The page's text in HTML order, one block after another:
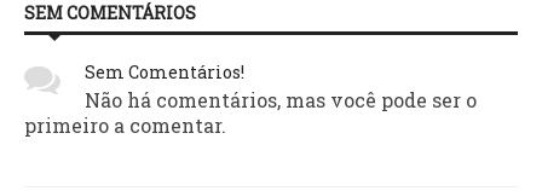
SEM COMENTÁRIOS
Sem Comentários!
Não há comentários, mas você pode ser o
primeiro a comentar.